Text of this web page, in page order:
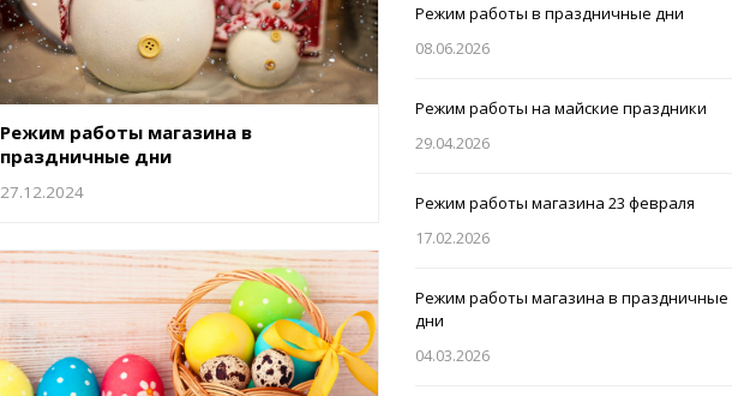
Режим работы в праздничные дни
08.06.2026
Режим работы на майские праздники
29.04.2026
Режим работы магазина 23 февраля
17.02.2026
Режим работы магазина в праздничные
дни
04.03.2026
Режим работы магазина в
праздничные дни
27.12.2024